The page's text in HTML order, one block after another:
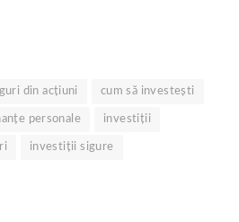
din acțiuni cum să investești
personale investiții
investiții sigure